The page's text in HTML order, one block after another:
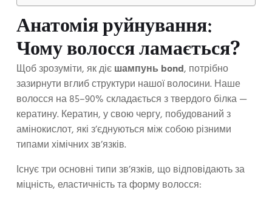
Анатомія руйнування:
Чому волосся ламається?
Щоб зрозуміти, як дієшампунь bond, потрібно
зазирнути вглиб структури нашої волосини. Наше
волосся на 85–90% складається з твердого білка —
кератину. Кератин, у свою чергу, побудований з
амінокислот, які з’єднуються між собою різними
типами хімічних зв’язків.
Існує три основні типи зв’язків, що відповідають за
міцність, еластичність та форму волосся: